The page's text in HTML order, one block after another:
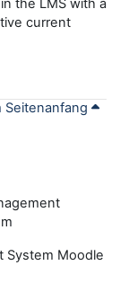
the LMS with a
current
Seitenanfang
System Moodle